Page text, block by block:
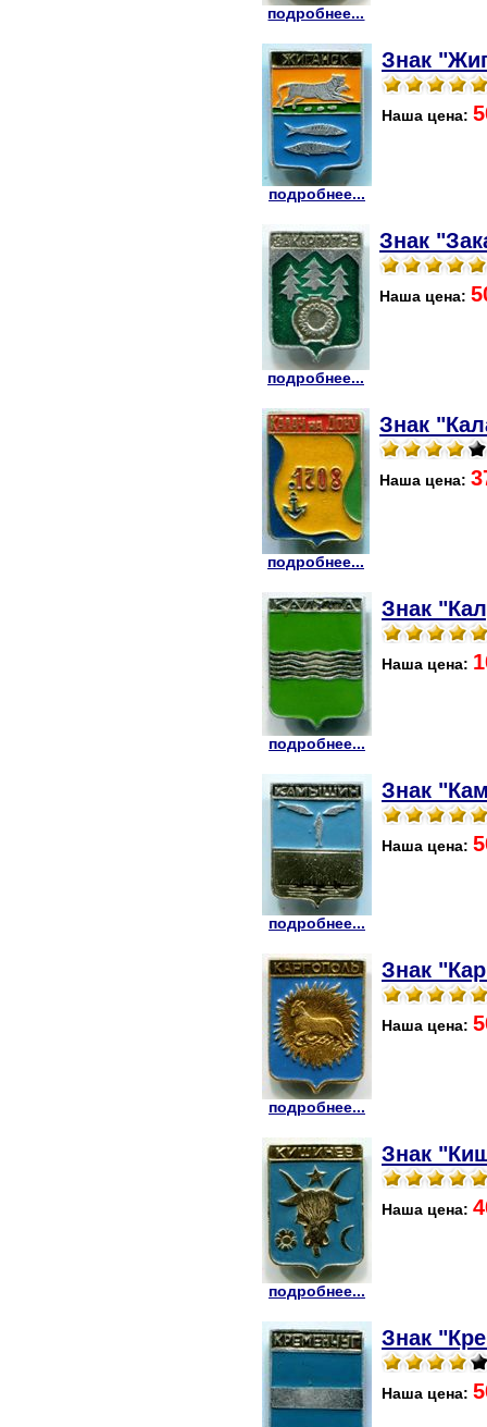
подробнее...
подробнее...
Знак
Наша цена:
подробнее...
Знак
Наша цена:
подробнее...
Знак
Наша цена:
подробнее...
Знак
Наша цена:
подробнее...
Знак
Наша цена:
подробнее...
Знак
Наша цена:
подробнее...
Знак
Наша цена:
Знак
Наша цена: